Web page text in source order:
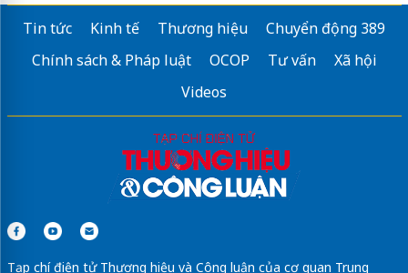
Tin tức Kinh tế Thương hiệu
Chuyển động 389
Chính sách & Pháp luật
OCOP Tư vấn
Xã hội
Videos
Tạp chí điện tử Thương hiệu và Công luận của cơ quan Trung